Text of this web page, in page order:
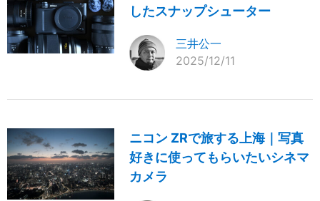
したスナップシューター
三井公一
2025/12/11
ニコン ZRで旅する上海｜写真
好きに使ってもらいたいシネマ
カメラ